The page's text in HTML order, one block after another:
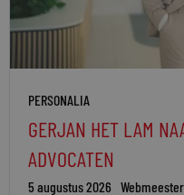
PERSONALIA
GERJAN HET LAM
ADVOCATEN
5 augustus 2026 Webmeester